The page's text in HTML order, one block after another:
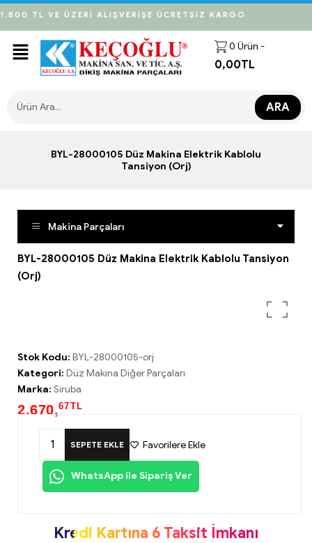
1.800 TL VE ÜZERİ ALIŞVERİŞE ÜCRETSİZ KARGO
0 Ürün -
0,00TL
ARA
BYL-28000105 Düz Makina Elektrik Kablolu
Tansiyon (Orj)
Makina Parçaları
BYL-28000105 Düz Makina Elektrik Kablolu Tansiyon
(Orj)
Stok Kodu: BYL-28000105-orj
Kategori: Düz Makina Diğer Parçaları
Marka: Siruba
2.670,67TL
SEPETE EKLE Favorilere Ekle
WhatsApp ile Sipariş Ver
Kredi Kartına 6 Taksit İmkanı